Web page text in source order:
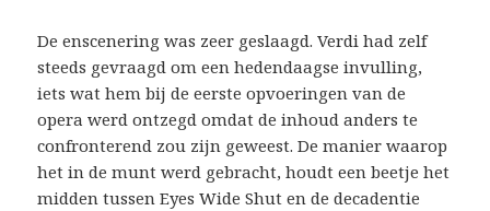
De enscenering was zeer geslaagd. Verdi had zelf
steeds gevraagd om een hedendaagse invulling,
iets wat hem bij de eerste opvoeringen van de
opera werd ontzegd omdat de inhoud anders te
confronterend zou zijn geweest. De manier waarop
het in de munt werd gebracht, houdt een beetje het
midden tussen Eyes Wide Shut en de decadentie